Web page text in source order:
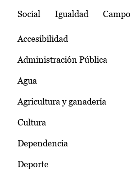
Social Igualdad Campo
Accesibilidad
Administración Pública
Agua
Agricultura y ganadería
Cultura
Dependencia
Deporte